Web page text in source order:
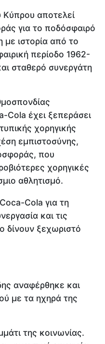
Κύπρου αποτελεί
για το ποδόσφαιρό
με ιστορία από το
περίοδο 1962-
σταθερό συνεργάτη
Cola έχει ξεπεράσει
χορηγικής
εμπιστοσύνης,
που
χορηγικές
αθλητισμό.
Cola για τη
και τις
δίνουν ξεχωριστό
αναφέρθηκε και
με τα ηχηρά της
της κοινωνίας.